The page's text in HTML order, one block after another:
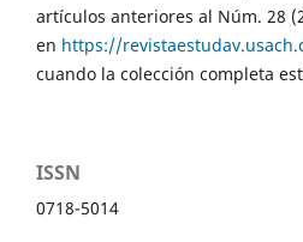
artículos anteriores al Núm. 28
en https://
cuando la colección completa
ISSN
0718-5014